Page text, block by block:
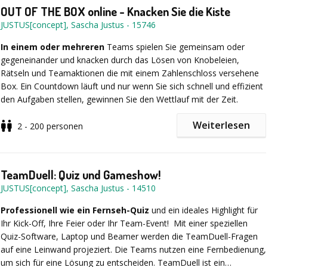
Geeignet für Gruppen von 10 bis 400 Personen.
OUT OF THE BOX online - Knacken Sie die Kiste
JUSTUS[concept], Sascha Justus - 15746
In einem oder mehreren Teams spielen Sie gemeinsam oder
gegeneinander und knacken durch das Lösen von Knobeleien,
Rätseln und Teamaktionen die mit einem Zahlenschloss versehene
Box. Ein Countdown läuft und nur wenn Sie sich schnell und effizient
den Aufgaben stellen, gewinnen Sie den Wettlauf mit der Zeit.
sind der Schlüssel zum Erfolg und Out of the Box vereint dadurch in
idealer Weise Teambildung und spannendes Erlebnis miteinander.
Möglich als Wettbewerb zwischen den Teams oder als gemeinsame
Challenge einer oder mehrerer Gruppen.
Ideal als: Get Together / Rahmenprogramm / Team-Event /
Teambuilding / Teamentwicklung
2 - 200 personen Weiterlesen
TeamDuell: Quiz und Gameshow!
JUSTUS[concept], Sascha Justus - 14510
Professionell wie ein Fernseh-Quiz und ein ideales Highlight für
Ihr Kick-Off, Ihre Feier oder Ihr Team-Event! Mit einer speziellen
Quiz-Software, Laptop und Beamer werden die TeamDuell-Fragen
auf eine Leinwand projeziert. Die Teams nutzen eine Fernbedienung,
um sich für eine Lösung zu entscheiden. TeamDuell ist ein